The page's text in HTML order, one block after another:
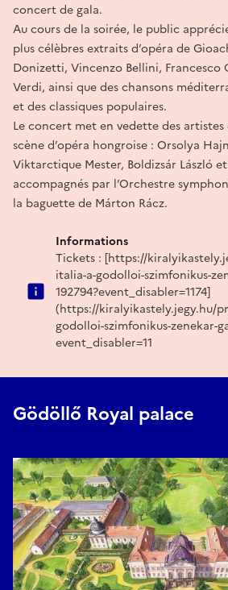
concert de gala.
Au cours de la soirée, le public
plus célèbres extraits d’opéra de
Donizetti, Vincenzo Bellini, Francesco
Verdi, ainsi que des chansons
et des classiques populaires.
Le concert met en vedette des
scène d’opéra hongroise : Orsolya
Viktarctique Mester, Boldizsár László
accompagnés par l’Orchestre
la baguette de Márton Rácz.
Informations
Tickets : [https://
italia-a-godolloi-szimfonikus-
192794?event_disabler=1174]
(https://kiralyikastely.jegy.hu/
godolloi-szimfonikus-zenekar-
event_disabler=11
Gödöllő Royal palace